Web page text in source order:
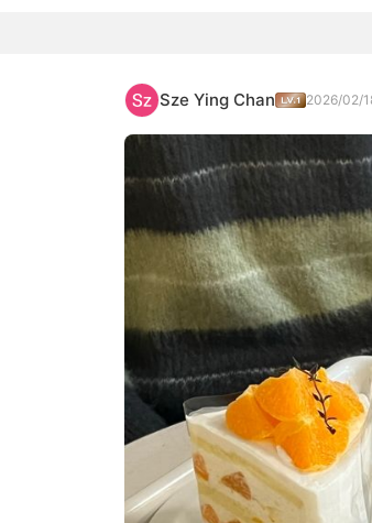
Sze Ying Chan 2026/02/